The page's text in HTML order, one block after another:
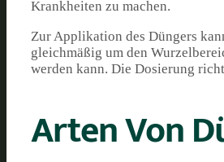
Krankheiten zu machen.
Zur Applikation des Düngers
gleichmäßig um den
werden kann. Die Dosierung
Arten Von